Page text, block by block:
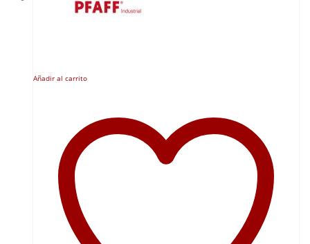
Añadir al carrito